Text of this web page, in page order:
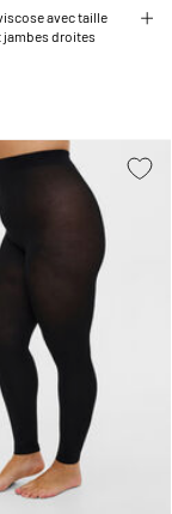
avec taille
jambes droites